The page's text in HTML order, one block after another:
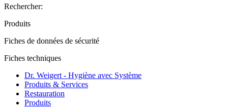
Rechercher:
Produits
Fiches de données de sécurité
Fiches techniques
Dr. Weigert - Hygiène avec Système
Produits & Services
Restauration
Produits